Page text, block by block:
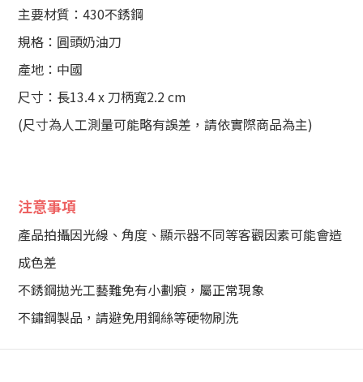
主要材質：430不銹鋼
規格：圓頭奶油刀
產地：中國
尺寸：長13.4 x 刀柄寬2.2 cm
(尺寸為人工測量可能略有誤差，請依實際商品為主)
注意事項
產品拍攝因光線、角度、顯示器不同等客觀因素可能會造
成色差
不銹鋼拋光工藝難免有小劃痕，屬正常現象
不鏽鋼製品，請避免用鋼絲等硬物刷洗